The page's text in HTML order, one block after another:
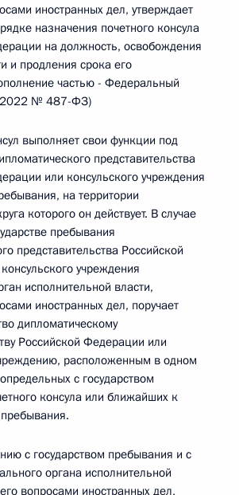
иностранных дел, утверждает
назначения почетного консула
на должность, освобождения
и продления срока его
частью - Федеральный
№ 487-ФЗ)
выполняет свои функции под
представительства
или консульского учреждения
на территории
которого он действует. В случае
пребывания
представительства Российской
учреждения
исполнительной власти,
иностранных дел, поручает
дипломатическому
Российской Федерации или
расположенным в одном
с государством
консула или ближайших к
пребывания.
с государством пребывания и с
органа исполнительной
вопросами иностранных дел,